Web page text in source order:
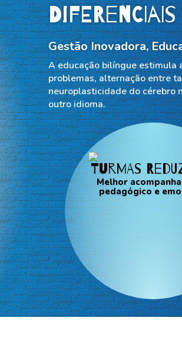
Gestão Inovadora,
A educação bilíngue estimula
problemas, alternação entre
neuroplasticidade do cérebro
outro idioma.
Turmas
Melhor
pedagógico e